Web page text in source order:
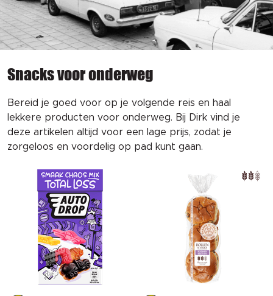
Snacks voor onderweg
Bereid je goed voor op je volgende reis en haal
lekkere producten voor onderweg. Bij Dirk vind je
deze artikelen altijd voor een lage prijs, zodat je
zorgeloos en voordelig op pad kunt gaan.